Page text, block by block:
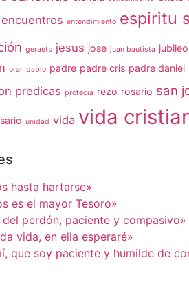
encuentros entendimiento espiritu
geraets jesus jose juan bautista jubileo
orar pablo padre padre cris padre daniel
predicas profecia rezo rosario san
unidad vida vida
hasta hartarse»
es el mayor Tesoro»
del perdón, paciente y compasivo»
vida, en ella esperaré»
que soy paciente y humilde de